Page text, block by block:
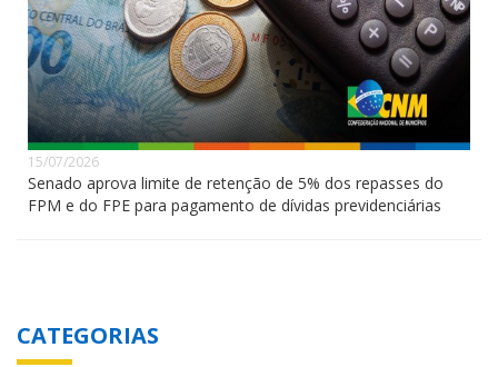
15/07/2026
Senado aprova limite de retenção de 5% dos repasses do
FPM e do FPE para pagamento de dívidas previdenciárias
CATEGORIAS